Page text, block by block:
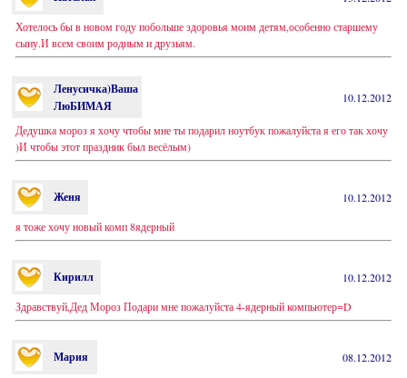
Хотелось бы в новом году побольше здоровья моим детям,особенно старшему
сыну.И всем своим родным и друзьям.
Ленусичка)Ваша
ЛюБИМАЯ
10.12.2012
Дедушка мороз я хочу чтобы мне ты подарил ноутбук пожалуйста я его так хочу
)И чтобы этот праздник был весёлым)
Женя
10.12.2012
я тоже хочу новый комп 8ядерный
Кирилл
10.12.2012
Здравствуй,Дед Мороз Подари мне пожалуйста 4-ядерный компьютер=D
Мария
08.12.2012